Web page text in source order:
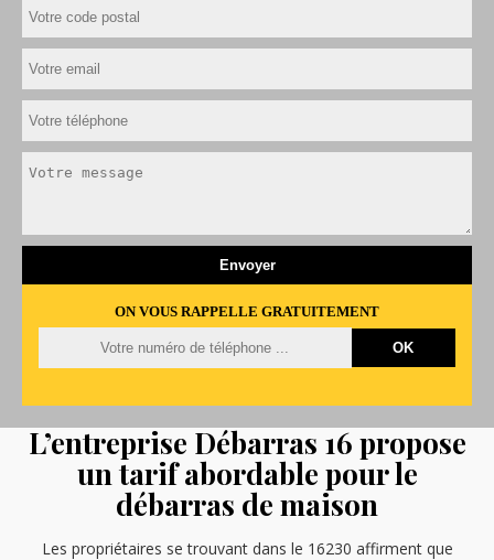
ON VOUS RAPPELLE GRATUITEMENT
L’entreprise Débarras 16 propose
un tarif abordable pour le
débarras de maison
Les propriétaires se trouvant dans le 16230 affirment que